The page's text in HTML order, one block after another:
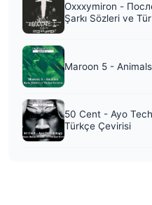
Oxxxymiron -
Şarkı Sözleri ve
Maroon 5 -
50 Cent - Ayo
Türkçe Çevirisi